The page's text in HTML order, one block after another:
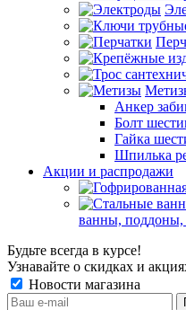
Анкер
Болт
Гайка
Шпилька
Акции и распродажи
ванны,
Будьте всегда в курсе!
Узнавайте о скидках и
Новости магазина